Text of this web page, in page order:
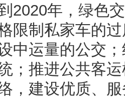
2020年，绿色
限制私家车的
中运量的公交
；推进公共客
，建设优质、